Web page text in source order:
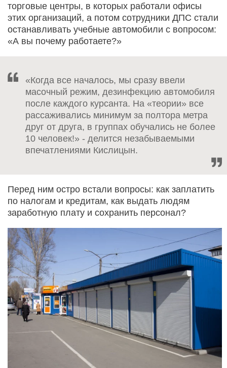
торговые центры, в которых работали офисы
этих организаций, а потом сотрудники ДПС стали
останавливать учебные автомобили с вопросом:
«А вы почему работаете?»
«Когда все началось, мы сразу ввели
масочный режим, дезинфекцию автомобиля
после каждого курсанта. На «теории» все
рассаживались минимум за полтора метра
друг от друга, в группах обучались не более
10 человек!» - делится незабываемыми
впечатлениями Кислицын.
Перед ним остро встали вопросы: как заплатить
по налогам и кредитам, как выдать людям
заработную плату и сохранить персонал?